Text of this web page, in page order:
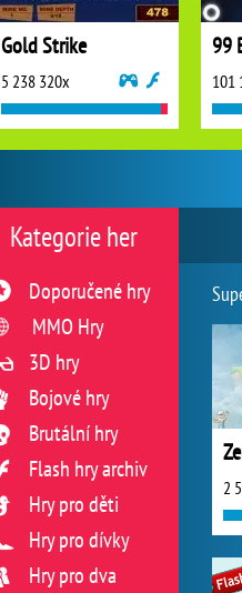
2
Kategorie her
Doporučené hry
MMO Hry
3D hry
Bojové hry
Brutální hry
Flash hry archiv
Hry pro děti
Hry pro dívky
Hry pro dva
Gold Strike
5 238 320x
99
101